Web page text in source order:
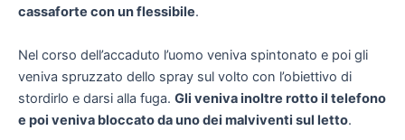
cassaforte con un flessibile.
Nel corso dell’accaduto l’uomo veniva spintonato e poi gli
veniva spruzzato dello spray sul volto con l’obiettivo di
stordirlo e darsi alla fuga. Gli veniva inoltre rotto il telefono
e poi veniva bloccato da uno dei malviventi sul letto.